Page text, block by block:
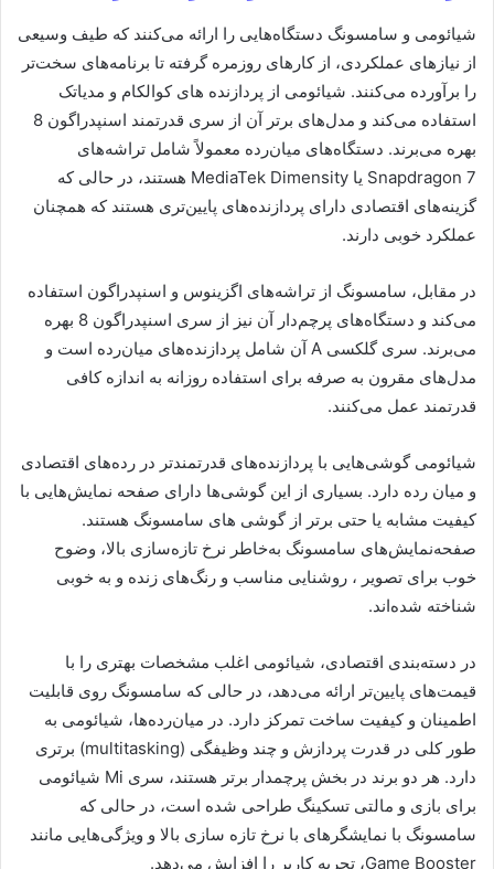
شیائومی و سامسونگ دستگاه‌هایی را ارائه می‌کنند که طیف وسیعی
از نیازهای عملکردی، از کارهای روزمره گرفته تا برنامه‌های سخت‌تر
را برآورده می‌کنند. شیائومی از پردازنده های کوالکام و مدیاتک
استفاده می‌کند و مدل‌های برتر آن از سری قدرتمند اسنپدراگون 8
بهره می‌برند. دستگاه‌های میان‌رده معمولاً شامل تراشه‌های
Snapdragon 7 یا MediaTek Dimensity هستند، در حالی که
گزینه‌های اقتصادی دارای پردازنده‌های پایین‌تری هستند که همچنان
عملکرد خوبی دارند.
در مقابل، سامسونگ از تراشه‌های اگزینوس و اسنپدراگون استفاده
می‌کند و دستگاه‌های پرچم‌دار آن نیز از سری اسنپدراگون 8 بهره
می‌برند. سری گلکسی A آن شامل پردازنده‌های میان‌رده است و
مدل‌های مقرون به صرفه برای استفاده روزانه به اندازه کافی
قدرتمند عمل می‌کنند.
شیائومی گوشی‌هایی با پردازنده‌های قدرتمندتر در رده‌های اقتصادی
و میان رده دارد. بسیاری از این گوشی‌ها دارای صفحه نمایش‌هایی با
کیفیت مشابه یا حتی برتر از گوشی های سامسونگ هستند.
صفحه‌نمایش‌های سامسونگ به‌خاطر نرخ تازه‌سازی بالا، وضوح
خوب برای تصویر ، روشنایی مناسب و رنگ‌های زنده و به خوبی
شناخته شده‌اند.
در دسته‌بندی اقتصادی، شیائومی اغلب مشخصات بهتری را با
قیمت‌های پایین‌تر ارائه می‌دهد، در حالی که سامسونگ روی قابلیت
اطمینان و کیفیت ساخت تمرکز دارد. در میان‌رده‌ها، شیائومی به
طور کلی در قدرت پردازش و چند وظیفگی (multitasking) برتری
دارد. هر دو برند در بخش پرچمدار برتر هستند، سری Mi شیائومی
برای بازی و مالتی تسکینگ طراحی شده است، در حالی که
سامسونگ با نمایشگرهای با نرخ تازه سازی بالا و ویژگی‌هایی مانند
Game Booster، تجربه کاربر را افزایش می‌دهد.